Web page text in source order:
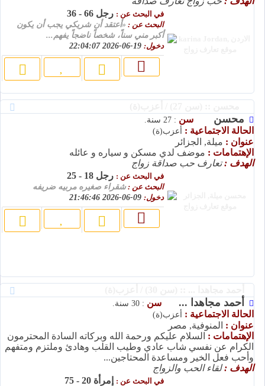
في البحث عن : رجل 66 - 36
البحث عن : «أعتقد أن شريكي يجب أن يكون
أكبر مني سناً، شخصاً ناضجاً يفهم...
دخول:
محسن سن : 27 سنة.
الحالة الاجتماعية : أعزب(ة)
عنوان : ميلة, الجزائر
الإهتمامات : موضف لدي مسكن و سياره و عائله
الهدف :تعارف حب صداقة زواج
في البحث عن : رجل 18 - 25
البحث عن :شقراء صغيره مربيه ضريفه
دخول:
أحمد مجاهدا ... سن : 30 سنة.
الحالة الاجتماعية : أعزب(ة)
عنوان : المنوفية, مصر
الإهتمامات : السلام عليكم ورحمة الله وبركاته السادة المحترمون
الكرام عن نفسي شاب عادي وطيب القلب وهادئ وملتزم ومتفهم
وأحب فعل الخير ومساعدة المحتاجين...
الهدف :لقاء الحب والزواج
في البحث عن : إمرأة 20 - 75